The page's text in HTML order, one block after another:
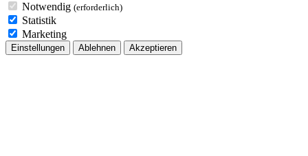
Notwendig (erforderlich)
Statistik
Marketing
Einstellungen Ablehnen Akzeptieren